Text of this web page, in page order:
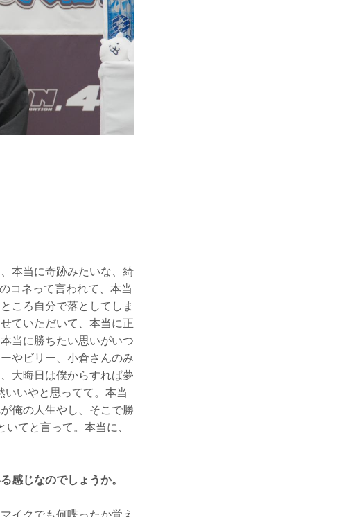
本当に奇跡みたいな、綺
コネって言われて、本当
ころ自分で落としてしま
ていただいて、本当に正
当に勝ちたい思いがいつ
やビリー、小倉さんのみ
大晦日は僕からすれば夢
いやと思ってて。本当
俺の人生やし、そこで勝
てと言って。本当に、
感じなのでしょうか。